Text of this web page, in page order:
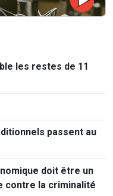
les restes de 11
passent au
doit être un
contre la criminalité